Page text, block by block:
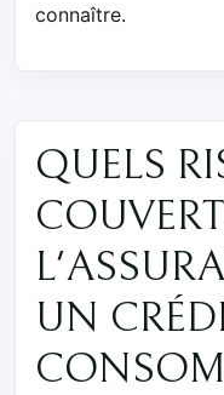
connaître.
QUELS
UN